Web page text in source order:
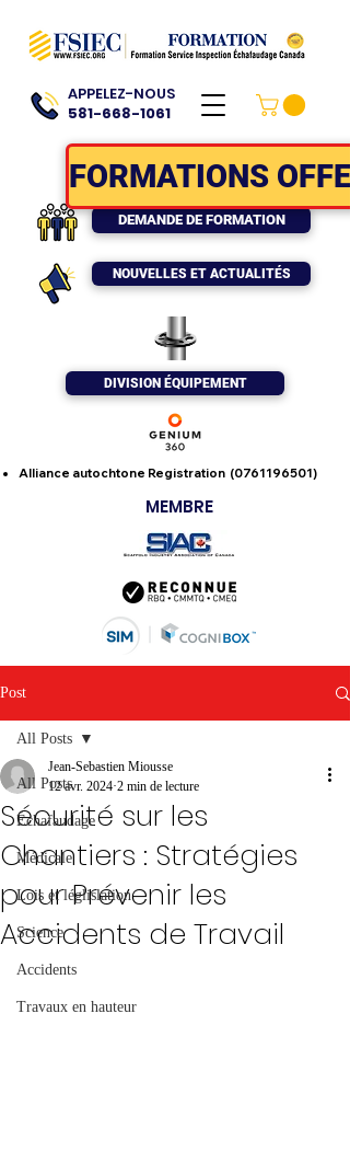
APPELEZ-NOUS
581-668-1061
NOUVELLES ET ACTUALITÉS
DEMANDE DE FORMATION
MEMBRE
Alliance autochtone Registration (0761196501)
DIVISION ÉQUIPEMENT
FORMATIONS
Post
All Posts
Échafaudage
Médicale
Lois et léglislation
Science
Accidents
Travaux en hauteur
All Posts
Sécurité sur les
Chantiers : Stratégies
pour Prévenir les
Accidents de Travail
Jean-Sebastien Miousse
12 avr. 2024 2 min de lecture